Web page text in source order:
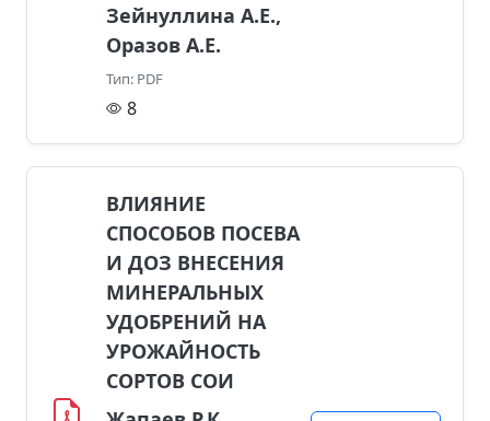
Зейнуллина А.Е.,
Оразов А.Е.
Тип: PDF
8
ВЛИЯНИЕ
СПОСОБОВ ПОСЕВА
И ДОЗ ВНЕСЕНИЯ
МИНЕРАЛЬНЫХ
УДОБРЕНИЙ НА
УРОЖАЙНОСТЬ
СОРТОВ СОИ